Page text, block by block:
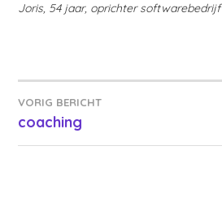
Joris, 54 jaar, oprichter softwarebedrijf
Bericht
navigatie
VORIG BERICHT
coaching